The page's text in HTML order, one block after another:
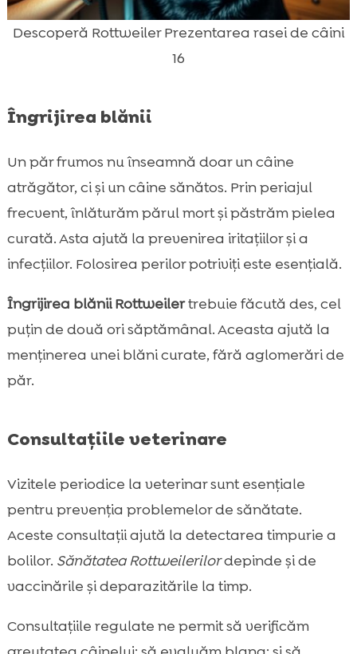
Descoperă Rottweiler Prezentarea rasei de câini
16
Îngrijirea blănii
Un păr frumos nu înseamnă doar un câine
atrăgător, ci și un câine sănătos. Prin periajul
frecvent, înlăturăm părul mort și păstrăm pielea
curată. Asta ajută la prevenirea iritațiilor și a
infecțiilor. Folosirea perilor potriviți este esențială.
Îngrijirea blănii Rottweilertrebuie făcută des, cel
puțin de două ori săptămânal. Aceasta ajută la
menținerea unei blăni curate, fără aglomerări de
păr.
Consultațiile veterinare
Vizitele periodice la veterinar sunt esențiale
pentru prevenția problemelor de sănătate.
Aceste consultații ajută la detectarea timpurie a
bolilor. Sănătatea Rottweilerilordepinde și de
vaccinările și deparazitările la timp.
Consultațiile regulate ne permit să verificăm